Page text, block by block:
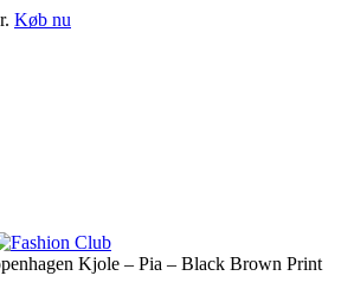
Køb nu
Kjole – Pia – Black Brown Print